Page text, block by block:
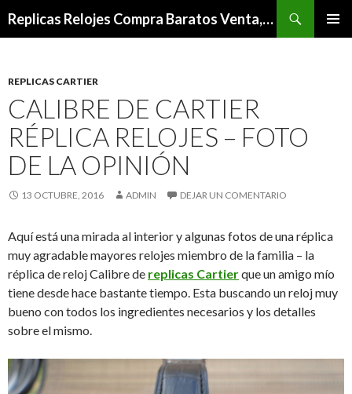
Replicas Relojes Compra Baratos Venta,Mejor Relojes De Imitacion Outlet
REPLICAS CARTIER
CALIBRE DE CARTIER
RÉPLICA RELOJES – FOTO
DE LA OPINIÓN
13 OCTUBRE, 2016 ADMIN DEJAR UN COMENTARIO
Aquí está una mirada al interior y algunas fotos de una réplica
muy agradable mayores relojes miembro de la familia – la
réplica de reloj Calibre de replicas Cartierque un amigo mío
tiene desde hace bastante tiempo. Esta buscando un reloj muy
bueno con todos los ingredientes necesarios y los detalles
sobre el mismo.